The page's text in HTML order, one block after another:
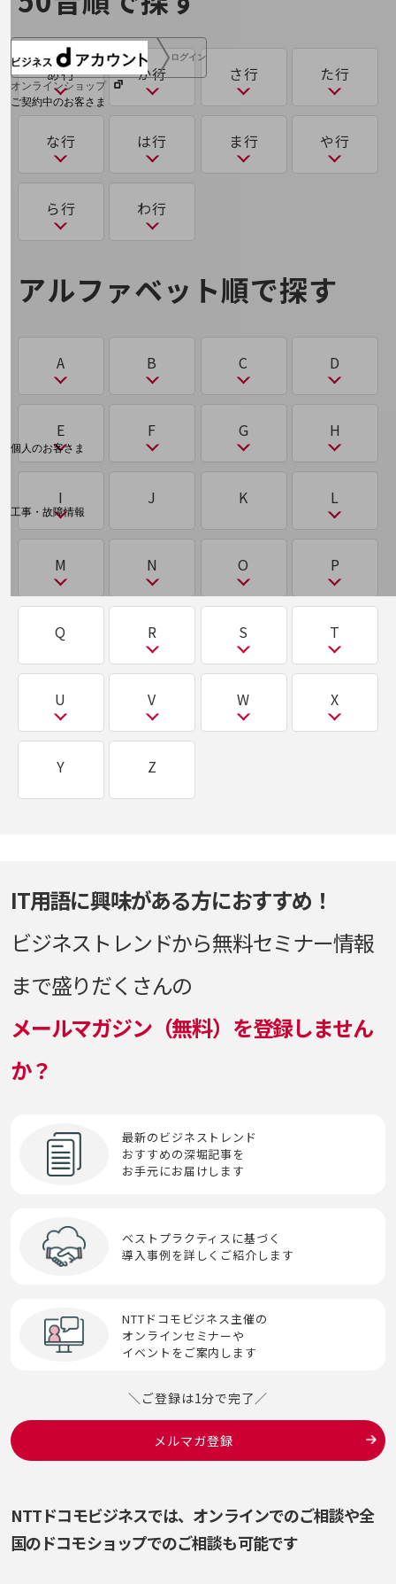
ログイン
オンラインショップ
ご契約中のお客さま
サービス別サポート情報
ご契約中サービスの一元管理
Web明細(My docomo)
個人のお客さま
NTTドコモ
OCNなど
工事・故障情報
お客さまサポートサイト
SDPFナレッジセンター
NTTドコモ 通信障害情報
あ行
あ
アクティビティ・ベースド・ワーキング（ABW）
アグリゲートコンピューティング
アップセル
アノテーション
オーバーレイネットワーク／アンダーレイネット
ワーク
い
インサイドセールス
ウェアラブルデバイス
え
エッジAI
お
オーバーレイネットワーク／アンダーレイネット
ワーク
か行
か
可用性
き
強化学習
機械翻訳
クラウド
クラスタリング
クロステック（X-Tech）
け
携帯電話番号ポータビリティ（MNP）
こ
さ行
さ
サース（SaaS）
サイバーハイジーン
サブスクリプション
サブブランド
サプライチェーン
サプライチェーンマネジメント（SCM）
サンドボックス
在宅勤務
し
シーサート（CSIRT）
シャドーIT
シンギュラリティー
深層学習（ディープラーニング）
す
ステートスポンサード攻撃
ストレージ
スマートシティプラットフォーム
せ
セキュリティインシデント
セッション
ゼロトラスト
そ
た行
た
多要素認証
大規模言語モデル（LLM）
チャットボット
データセンター
データ駆動型
ディザスタリカバリ（DR）
ディスラプター
デジタルツイン
デジタルトランスフォーメーション
と
ドメイン認証
トランジット
トロイの木馬
な行
な
に
2025年問題
2026年問題(AI)
2026年問題(物流)
2要素認証
ね
ネットワークスライシング
は行
は
パケット
パスワードリスト攻撃
パブリッククラウド/プライベートクラウド/ハイ
ブリッドクラウド
ひ
ピーサート（PSIRT）
標的型攻撃
標的型攻撃 APT攻撃
ふ
ファイルレスマルウェア
ファクトリーIoT
フィジカルAI
プライベートクラウド/パブリッククラウド/ハイ
プロンプトエンジニアリング
輻輳(ふくそう）
ペネトレーションテスト
ほ
ま行
ま
め
メドテック（MedTech）
も
モニタリング技術
や行
ゆ
ら行
り
リモートデスクトップ
量子コンピューター
る
れ
レガシーシステム
レピュテーション
ろ
ロボティクス
ロボティック・プロセス・オートメーション
わ行
アルファベット順で探す
A
A
ABW
ACD
ACL
AGI（汎用型AI）／ASI（超知能AI）
AgileWorking
AR
AWS
B
B
BCP
BEC（ビジネスメール詐欺）
BPO
BPR
BYOD
C
C
CASB
CDN
CDP/DMP
CISO
CRM/SFA/MA
CTI
Curveball
D
D
CDP/DMP
D2C
DaaS
DDoS攻撃
DKIM/DMARC/SPF
DNSサーバー
DR
E
EDR／XDR
EdTech
electronic Know Your Customer(eKYC)
eSIM
F
5G
FeliCa
FinTech
G
G
GitHub
GX
H
H
HealthTech
HR Tech
I
IaaS/PaaS/SaaS
ICT
IoT
IOWN®構想
IP電話
ISMS
ISP
IVR
J K L
L
LBO
LLM
LooCipher
LTE
M
M
CRM/SFA/MA
M2M
MDM
MedTech
MNP
Multi-access Edge Computing(MEC)
MVNO
N
N
NaaS
nanoSIM
NAS
NFV
O
O
OpenStack
OWASP
P
P
PaaS/SaaS/IaaS
PBX
PoC
PoliTech
Q R
R
RAG
S
S
CRM/SFA/MA
SASE
SMS
SOAR
SOC
Society 5.0
SoE(System of Engagement)
SORA
SPF/DKIM/DMARC
Systems of Record(SoR)
T
T
Tier1（Tier0/Tier0.5/Tier2/Tier3）
U
U
V
V
VPN
VR
W
W
Webスキミング
Webフィルタリング
WPA
WPA3
X
XY Z
IT用語に興味がある方におすすめ！
ビジネストレンドから無料セミナー情報
まで盛りだくさんの
メールマガジン（無料）を登録しません
か？
最新のビジネストレンド
おすすめの深堀記事を
お手元にお届けします
ベストプラクティスに基づく
導入事例を詳しくご紹介します
NTTドコモビジネス主催の
オンラインセミナーや
イベントをご案内します
＼ご登録は1分で完了／
メルマガ登録
NTTドコモビジネスでは、オンラインでのご相談や全
国のドコモショップでのご相談も可能です